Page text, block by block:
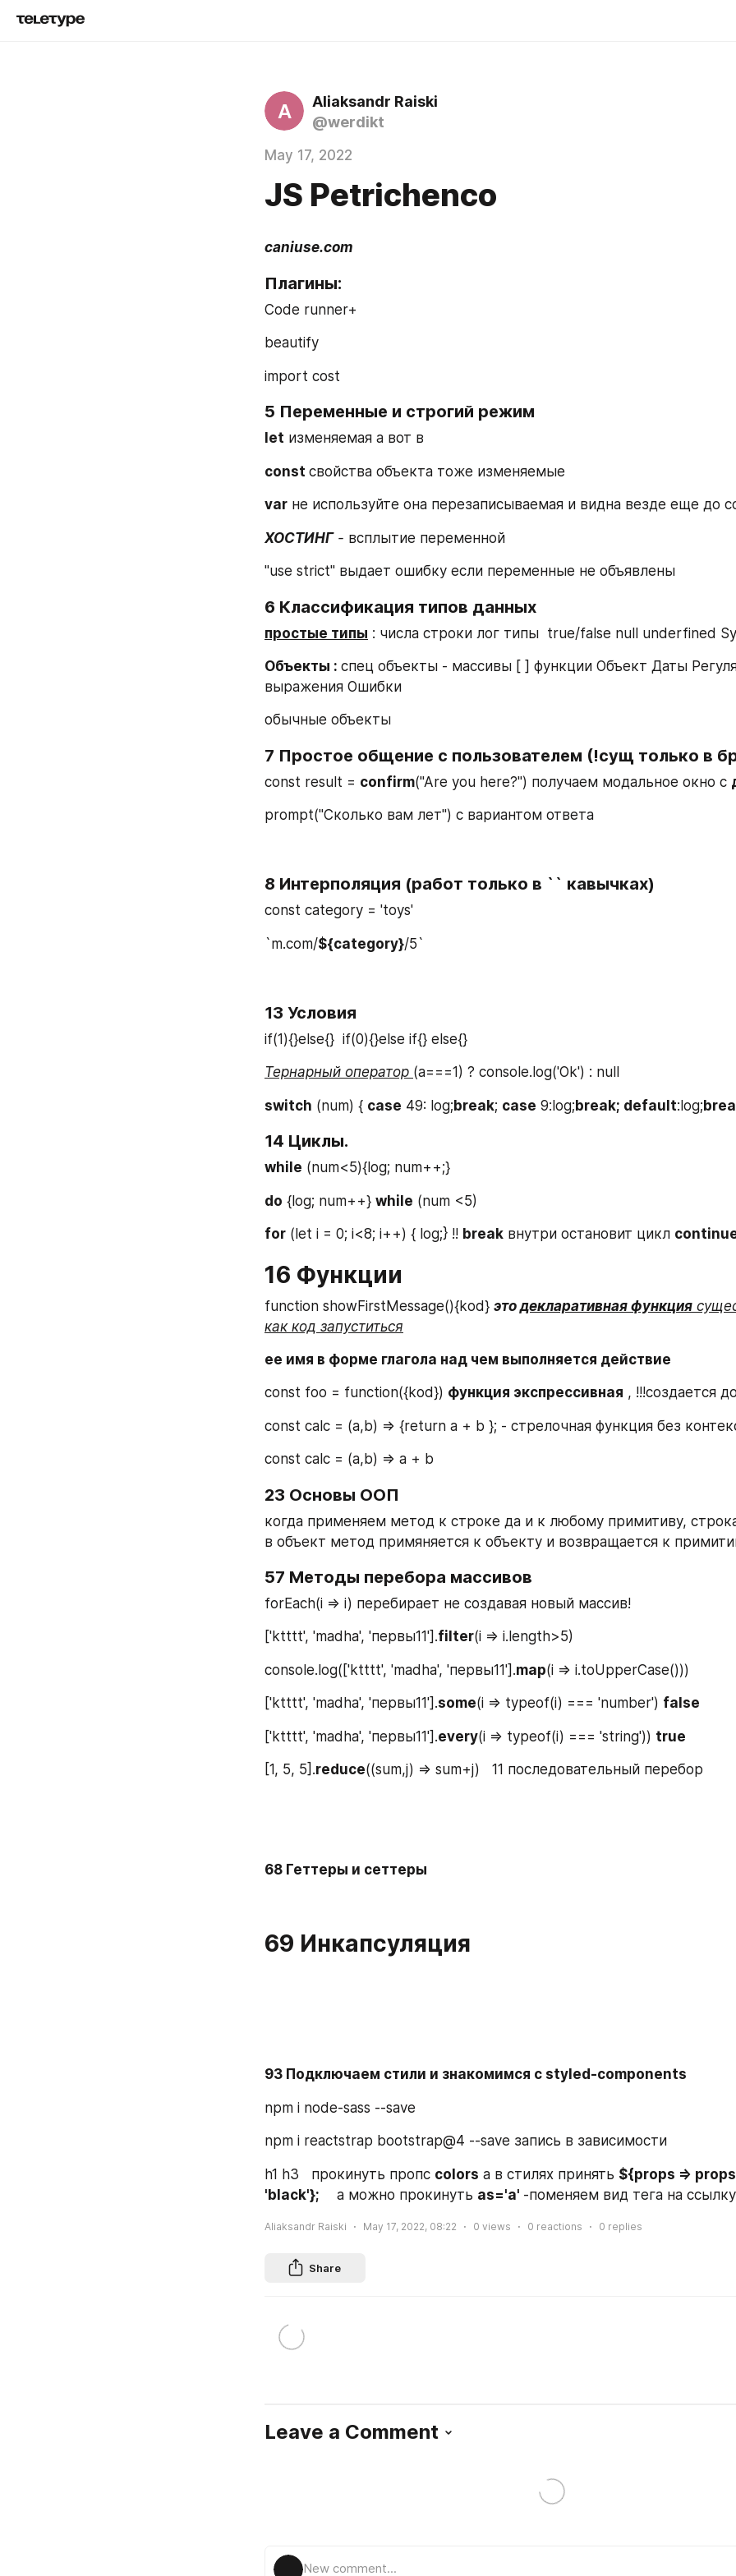
A
Aliaksandr Raiski
@werdikt
May 17, 2022
JS Petrichenco
caniuse.com
Плагины:
Code runner+
beautify
import cost
5 Переменные и строгий режим
let изменяемая а вот в
const свойства объекта тоже изменяемые
var не используйте она перезаписываемая и видна везде еще до
ХОСТИНГ - всплытие переменной
"use strict" выдает ошибку если переменные не объявлены
6 Классификация типов данных
простые типы : числа строки лог типы  true/false null underfined
Объекты : спец объекты - массивы [ ] функции Объект Даты
выражения Ошибки
обычные объекты
7 Простое общение с пользователем (!cущ только в
const result = confirm("Are you here?") получаем модальное окно с
prompt("Сколько вам лет") с вариантом ответа
8 Интерполяция (работ только в `` кавычках)
const category = 'toys'
`m.com/${category}/5`
13 Условия
if(1){}else{}  if(0){}else if{} else{}
Тернарный оператор (а===1) ? console.log('Ok') : null
switch (num) { case 49: log;break; case 9:log;break; default:log;
14 Циклы.
while (num<5){log; num++;}
do {log; num++} while (num <5)
for (let i = 0; i<8; i++) { log;} !! break внутри остановит цикл
16 Функции
function showFirstMessage(){kod} это декларативная функция
как код запуститься
ее имя в форме глагола над чем выполняется действие
const foo = function({kod}) функция экспрессивная , !!!создается
const calc = (a,b) => {return a + b }; - стрелочная функция без
const calc = (a,b) => a + b
23 Основы ООП
когда применяем метод к строке да и к любому примитиву,
в объект метод примяняется к объекту и возвращается к
57 Методы перебора массивов
forEach(i => i) перебирает не создавая новый массив!
['ktttt', 'madha', 'первы11'].filter(i => i.length>5)
console.log(['ktttt', 'madha', 'первы11'].map(i => i.toUpperCase()))
['ktttt', 'madha', 'первы11'].some(i => typeof(i) === 'number') false
['ktttt', 'madha', 'первы11'].every(i => typeof(i) === 'string')) true
[1, 5, 5].reduce((sum,j) => sum+j)   11 последовательный перебор
68 Геттеры и сеттеры
69 Инкапсуляция
93 Подключаем стили и знакомимся с styled-components
npm i node-sass --save
npm i reactstrap bootstrap@4 --save запись в зависимости
h1 h3   прокинуть пропс colors а в стилях принять ${props =>
'black'};
a можно прокинуть as='a' -поменяем вид тега на ссылку
Aliaksandr Raiski May 17, 2022, 08:22 0 views 0 reactions 0 replies
Share
Leave a Comment